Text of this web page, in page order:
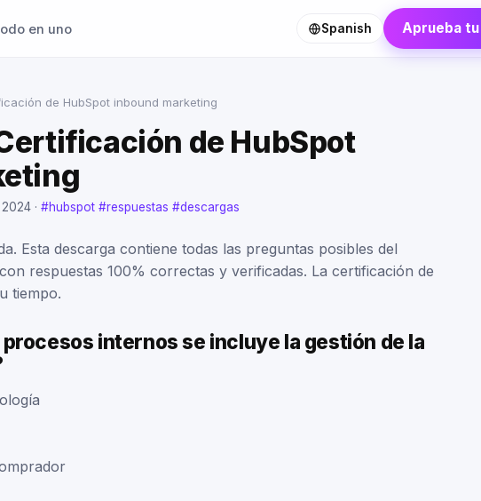
en uno Spanish Aprueba
de HubSpot inbound marketing
de HubSpot
· #hubspot #respuestas #descargas
Esta descarga contiene todas las preguntas posibles del
respuestas 100% correctas y verificadas. La certificación de
tiempo.
internos se incluye la gestión de la